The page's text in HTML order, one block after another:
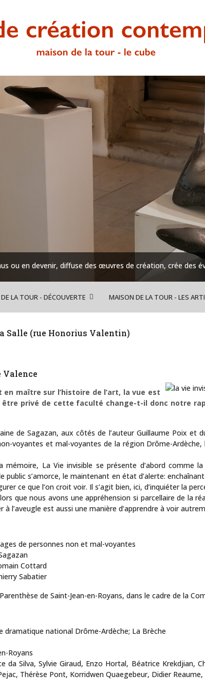
ou en devenir, diffuse des œuvres de création, crée des
LA TOUR - DÉCOUVERTE MAISON DE LA TOUR - LES
Salle (rue Honorius Valentin)
Valence
maître sur l’histoire de l’art, la vue est
être privé de cette faculté change-t-il donc notre
de Sagazan, aux côtés de l’auteur Guillaume Poix
voyantes et mal-voyantes de la région Drôme-
La Vie invisible se présente d’abord comme
public s’amorce, le maintenant en état d’alerte:
ce que l’on croit voir. Il s’agit bien, ici, d’inquiéter la
que nous avons une appréhension si parcellaire de la
à l’aveugle est aussi une manière d’apprendre à voir
de personnes non et mal-voyantes
Cottard
Sabatier
de Saint-Jean-en-Royans, dans le cadre de la
dramatique national Drôme-Ardèche; La Brèche
Royans
da Silva, Sylvie Giraud, Enzo Hortal, Béatrice Krekdjian,
Thérèse Pont, Korridwen Quaegebeur, Didier